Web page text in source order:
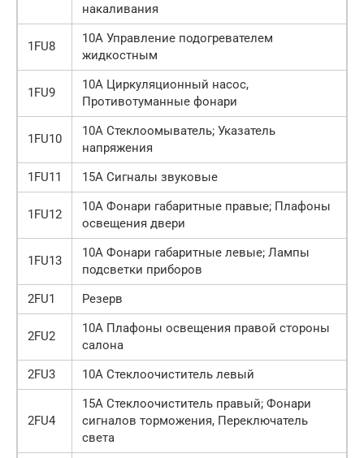
накаливания
1FU8
10А Управление подогревателем
жидкостным
1FU9
10А Циркуляционный насос,
Противотуманные фонари
1FU10
10А Стеклоомыватель; Указатель
напряжения
1FU11
15А Сигналы звуковые
1FU12
10А Фонари габаритные правые; Плафоны
освещения двери
1FU13
10А Фонари габаритные левые; Лампы
подсветки приборов
2FU1
Резерв
2FU2
10А Плафоны освещения правой стороны
салона
2FU3
10А Стеклоочиститель левый
2FU4
15А Стеклоочиститель правый; Фонари
сигналов торможения, Переключатель
света